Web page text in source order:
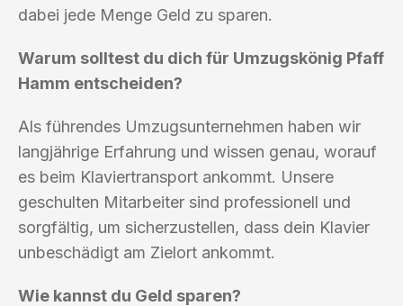
dabei jede Menge Geld zu sparen.
Warum solltest du dich für Umzugskönig Pfaff
Hamm entscheiden?
Als führendes Umzugsunternehmen haben wir
langjährige Erfahrung und wissen genau, worauf
es beim Klaviertransport ankommt. Unsere
geschulten Mitarbeiter sind professionell und
sorgfältig, um sicherzustellen, dass dein Klavier
unbeschädigt am Zielort ankommt.
Wie kannst du Geld sparen?